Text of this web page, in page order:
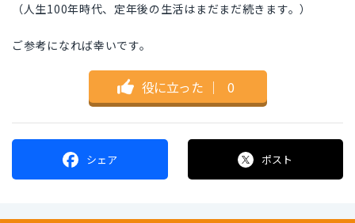
（人生100年時代、定年後の生活はまだまだ続きます。）
ご参考になれば幸いです。
役に立った ｜ 0
シェア ポスト